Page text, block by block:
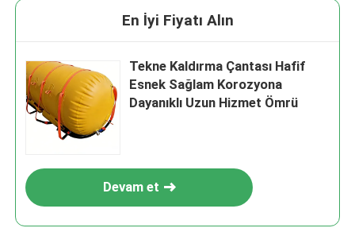
En İyi Fiyatı Alın
Tekne Kaldırma Çantası Hafif
Esnek Sağlam Korozyona
Dayanıklı Uzun Hizmet Ömrü
Devam et